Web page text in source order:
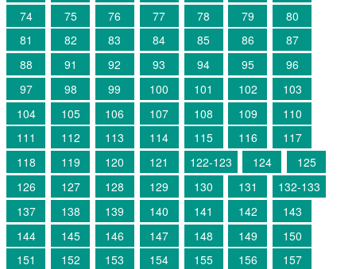
74
75 76 77 78 79
80
81
82 83 84 85 86
87
88
91 92 93 94 95
96
97
98 99 100 101 102
103
104
105 106 107 108 109
110
111
112 113 114 115 116
117
118
119 120 121 122-123 124
125
126
127 128 129 130 131
132-133
137
138 139 140 141 142
143
144
145 146 147 148 149
150
151
152 153 154 155 156
157